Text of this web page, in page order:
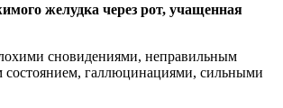
желудка через рот, учащенная
сновидениями, неправильным
галлюцинациями, сильными